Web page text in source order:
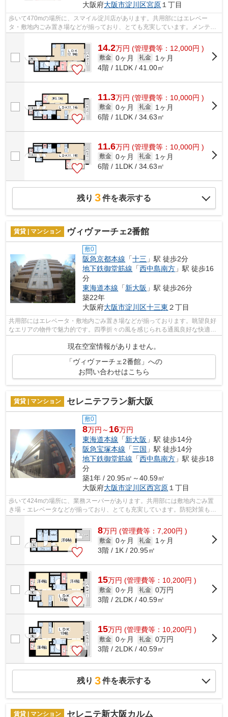
大阪府大阪市淀川区宮原 １丁目
歩いて470mの場所に、スマイル淀川店があります。共用部にはエレベー
タ・敷地内ごみ置き場などが揃っており、とても充実しています。メンテナ
14.2万円 (管理費等：12,000円 )
敷金 0ヶ月 礼金
1ヶ月
4階 / 1LDK / 41.00㎡
11.3万円 (管理費等：10,000円 )
敷金 0ヶ月 礼金
1ヶ月
6階 / 1LDK / 34.63㎡
11.6万円 (管理費等：10,000円 )
敷金 0ヶ月 礼金
1ヶ月
6階 / 1LDK / 34.63㎡
残り 3件を表示する
賃貸 | マンション ヴィヴァーチェ2番館
敷0
阪急京都本線 「十三 」駅 徒歩2分
地下鉄御堂筋線 「西中島南方 」駅 徒歩16
分
東海道本線 「新大阪 」駅 徒歩26分
築22年
大阪府大阪市淀川区十三東 ２丁目
共用部にはエレベータ・敷地内ごみ置き場などが揃っております。眺望良好
なエリアの物件で魅力的です。四季折々の風を感じられる通風良好な快適の
マンションです。外観タイル張りは、...
現在空室情報がありません。
「ヴィヴァーチェ2番館」への
お問い合わせはこちら
賃貸 | マンション セレニテフラン新大阪
敷0
8万円～ 16万円
東海道本線 「新大阪 」駅 徒歩14分
阪急宝塚本線 「三国 」駅 徒歩14分
地下鉄御堂筋線 「西中島南方 」駅 徒歩18
分
築1年 / 20.95㎡～40.59㎡
大阪府大阪市淀川区西宮原 １丁目
歩いて424mの場所に、業務スーパーがあります。共用部には敷地内ごみ置
き場・エレベータなどが揃っており、とても充実しています。防犯対策もバ
8万円 (管理費等：7,200円 )
敷金 0ヶ月 礼金
1ヶ月
3階 / 1K / 20.95㎡
15万円 (管理費等：10,200円 )
敷金 0ヶ月 礼金 0万円
3階 / 2LDK / 40.59㎡
15万円 (管理費等：10,200円 )
敷金 0ヶ月 礼金 0万円
3階 / 2LDK / 40.59㎡
残り 3件を表示する
賃貸 | マンション セレニテ新大阪カルム